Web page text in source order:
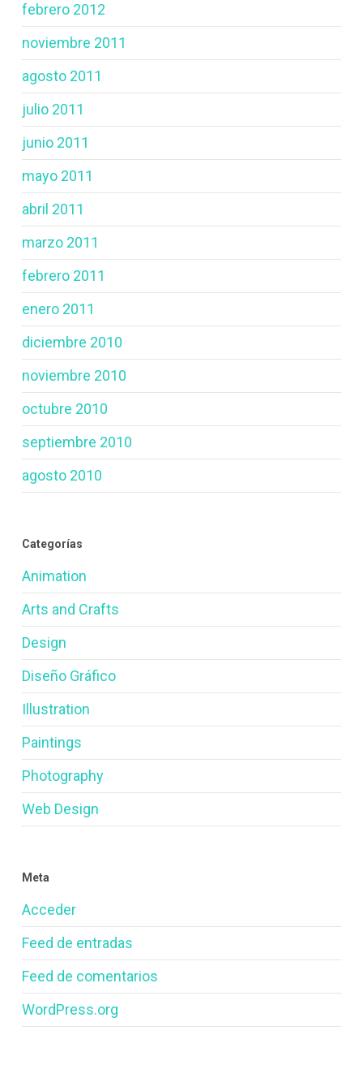
febrero 2012
noviembre 2011
agosto 2011
julio 2011
junio 2011
mayo 2011
abril 2011
marzo 2011
febrero 2011
enero 2011
diciembre 2010
noviembre 2010
octubre 2010
septiembre 2010
agosto 2010
Categorías
Animation
Arts and Crafts
Design
Diseño Gráfico
Illustration
Paintings
Photography
Web Design
Meta
Acceder
Feed de entradas
Feed de comentarios
WordPress.org